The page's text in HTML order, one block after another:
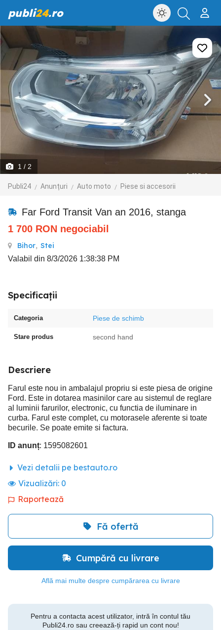
publi24.ro
1 / 2
Publi24 Anunțuri Auto moto Piese si accesorii
Far Ford Transit Van an 2016, stanga
1 700 RON negociabil
Bihor, Stei
Valabil din 8/3/2026 1:38:38 PM
Specificații
Categoria Piese de schimb
Stare produs second hand
Descriere
Farul este nou in ambalajul propriu si este piesa de origine
Ford. Este in dotarea masinilor care au sistemul de reglare
al luminii farurilor, electronic, cu functia de iluminare in
curba. Farul este complet, cu motorasele aferente si toate
becurile. Se poate emite si factura.
ID anunț: 1595082601
Vezi detalii pe bestauto.ro
Vizualizări: 0
Raportează
Fă ofertă
Cumpără cu livrare
Află mai multe despre cumpărarea cu livrare
Pentru a contacta acest utilizator, intră în contul tău
Publi24.ro sau creează-ți rapid un cont nou!